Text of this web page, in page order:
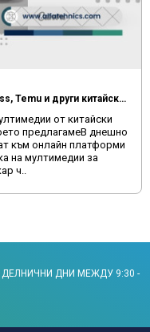
Мултимедия за автомобил от Aliexpress, Temu и други китайски сайтове
от китайски
предлагамеВ днешно
към онлайн платформи
на мултимедии за
ч..
ДНИ МЕЖДУ 9:30 -